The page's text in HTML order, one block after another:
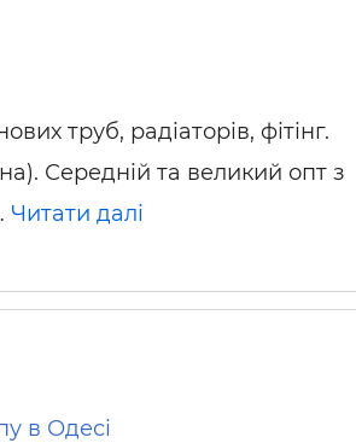
труб, радіаторів, фітінг.
Середній та великий опт з
Читати далі
в Одесі